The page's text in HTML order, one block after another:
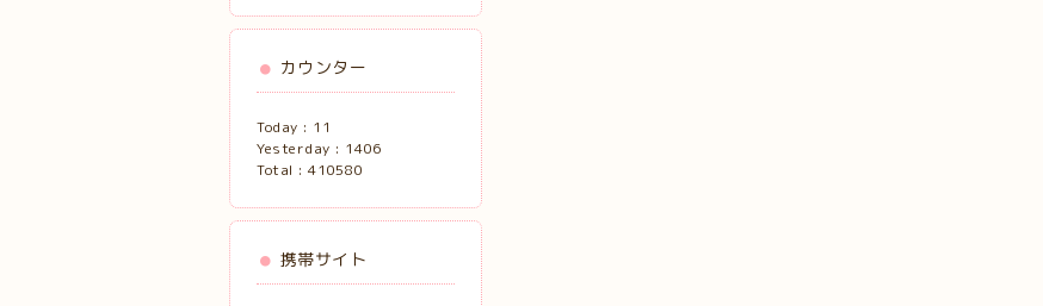
カウンター
Today : 11
Yesterday : 1406
Total : 410580
携帯サイト